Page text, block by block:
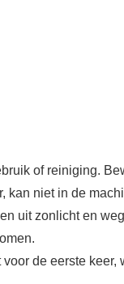
of reiniging.
kan niet in de
uit zonlicht en
de eerste